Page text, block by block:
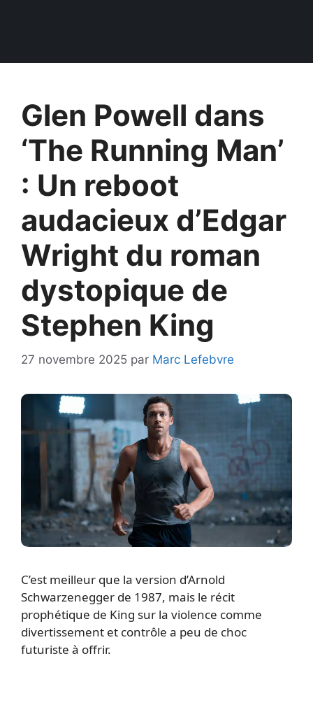
Glen Powell dans
‘The Running Man’
: Un reboot
audacieux d’Edgar
Wright du roman
dystopique de
Stephen King
27 novembre 2025 par Marc Lefebvre
C’est meilleur que la version d’Arnold
Schwarzenegger de 1987, mais le récit
prophétique de King sur la violence comme
divertissement et contrôle a peu de choc
futuriste à offrir.